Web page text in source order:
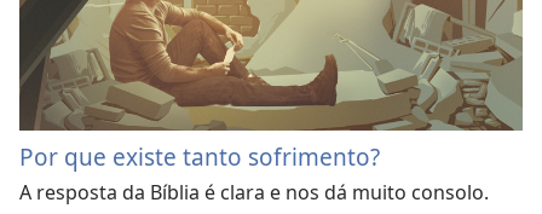
Por que existe tanto sofrimento?
A resposta da Bíblia é clara e nos dá muito consolo.